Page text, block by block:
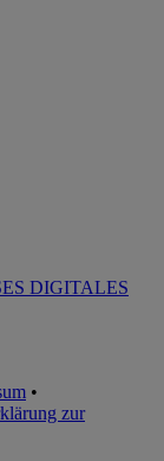
DIGITALES
•
zur